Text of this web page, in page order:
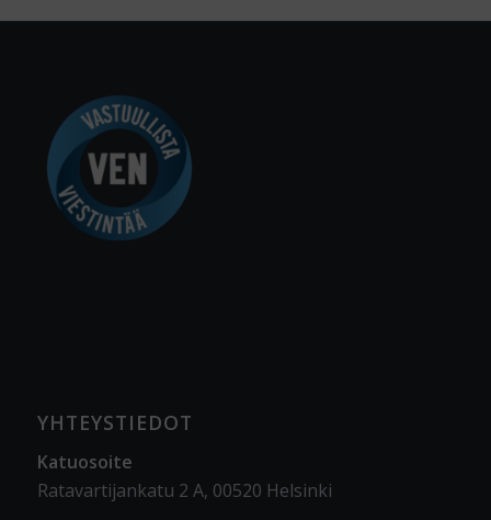
YHTEYSTIEDOT
Katuosoite
Ratavartijankatu 2 A, 00520 Helsinki